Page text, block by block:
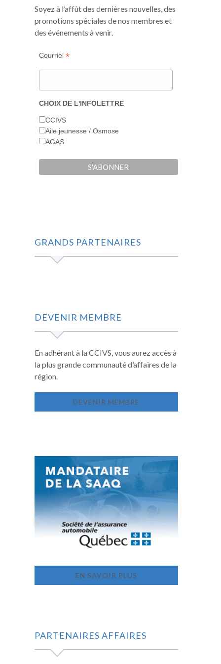
Soyez à l’affût des dernières nouvelles, des
promotions spéciales de nos membres et
des événements à venir.
Courriel *
CHOIX DE L'INFOLETTRE
CCIVS
Aile jeunesse / Osmose
AGAS
GRANDS PARTENAIRES
DEVENIR MEMBRE
En adhérant à la CCIVS, vous aurez accès à
la plus grande communauté d’affaires de la
région.
DEVENIR MEMBRE
EN SAVOIR PLUS
PARTENAIRES AFFAIRES